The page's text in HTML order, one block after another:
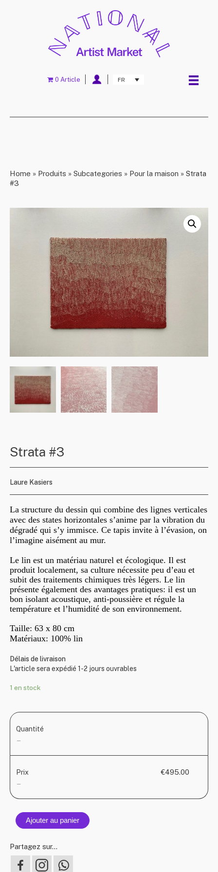
FR
0 Article
Home » Produits » Subcategories » Pour la maison » Strata
#3
Strata #3
Laure Kasiers
La structure du dessin qui combine des lignes verticales
avec des states horizontales s’anime par la vibration du
dégradé qui s’y immisce. Ce tapis invite à l’évasion, on
l’imagine aisément au mur.
Le lin est un matériau naturel et écologique. Il est
produit localement, sa culture nécessite peu d’eau et
subit des traitements chimiques très légers. Le lin
présente également des avantages pratiques: il est un
bon isolant acoustique, anti-poussière et régule la
température et l’humidité de son environnement.
Taille: 63 x 80 cm
Matériaux: 100% lin
Délais de livraison
L'article sera expédié 1-2 jours ouvrables
1 en stock
Quantité
—
Prix
—
€495.00
Ajouter au panier
Partagez sur...